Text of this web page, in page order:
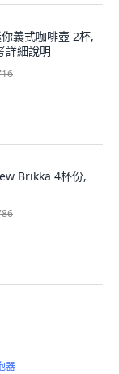
義式咖啡壺 2杯,
詳細說明
Brikka 4杯份,
器